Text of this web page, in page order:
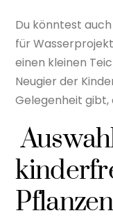
Du könntest
für
einen kleinen
Neugier der
Gelegenheit gibt,
Pflanzen